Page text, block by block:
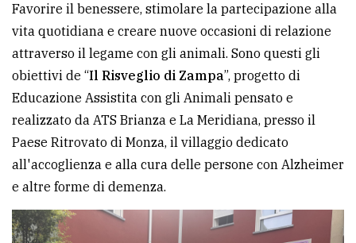
la
pubblicità
CERCA
Ricerca
Favorire il benessere, stimolare la partecipazione alla
vita quotidiana e creare nuove occasioni di relazione
attraverso il legame con gli animali. Sono questi gli
obiettivi de “Il Risveglio di Zampa”, progetto di
Educazione Assistita con gli Animali pensato e
realizzato da ATS Brianza e La Meridiana, presso il
Paese Ritrovato di Monza, il villaggio dedicato
all'accoglienza e alla cura delle persone con Alzheimer
e altre forme di demenza.